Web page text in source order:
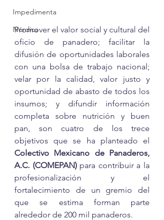
Impedimenta
Nórdica
Promover el valor social y cultural del
oficio de panadero; facilitar la
difusión de oportunidades laborales
con una bolsa de trabajo nacional;
velar por la calidad, valor justo y
oportunidad de abasto de todos los
insumos; y difundir información
completa sobre nutrición y buen
pan, son cuatro de los trece
Colectivo Mexicano de Panaderos,
A.C. (COMEPAN) para contribuir a la
profesionalización y el
fortalecimiento de un gremio del
que se estima forman parte
alrededor de 200 mil panaderos.